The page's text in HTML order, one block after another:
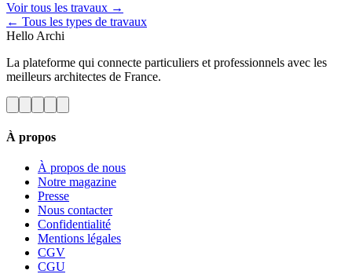
Voir tous les travaux →
← Tous les types de travaux
HelloArchi
La plateforme qui connecte particuliers et professionnels avec les
meilleurs architectes de France.
À propos
À propos de nous
Notre magazine
Presse
Nous contacter
Confidentialité
Mentions légales
CGV
CGU